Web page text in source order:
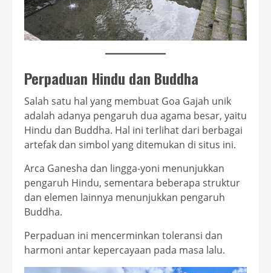
Perpaduan Hindu dan Buddha
Salah satu hal yang membuat Goa Gajah unik
adalah adanya pengaruh dua agama besar, yaitu
Hindu dan Buddha. Hal ini terlihat dari berbagai
artefak dan simbol yang ditemukan di situs ini.
Arca Ganesha dan lingga-yoni menunjukkan
pengaruh Hindu, sementara beberapa struktur
dan elemen lainnya menunjukkan pengaruh
Buddha.
Perpaduan ini mencerminkan toleransi dan
harmoni antar kepercayaan pada masa lalu.